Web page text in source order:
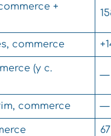
+
commerce
(y c.
—
commerce —